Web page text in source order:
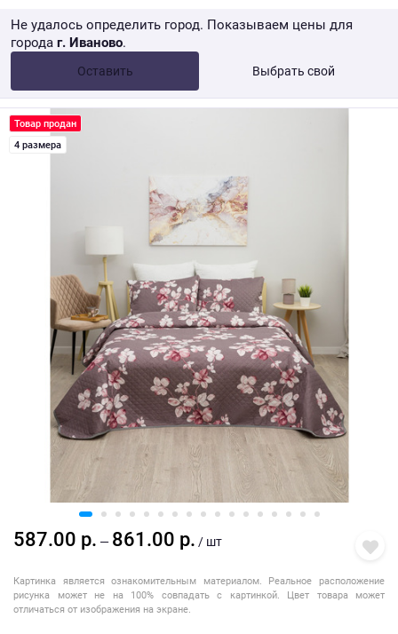
Не удалось определить город. Показываем цены для
города г. Иваново.
Оставить Выбрать свой
от 10 000 ₽ Розница → WB
Товар продан
4 размера
587.00 р. — 861.00 р. / шт
Картинка является ознакомительным материалом. Реальное расположение
рисунка может не на 100% совпадать с картинкой. Цвет товара может
отличаться от изображения на экране.